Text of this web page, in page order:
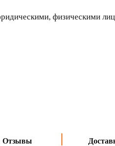
физическими
Отзывы